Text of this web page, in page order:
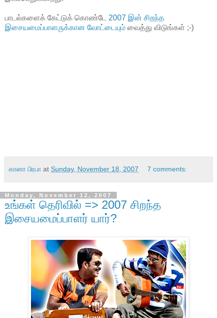
பாடல்களைக் கேட்டுக் கொண்டே 2007 இன் சிறந்த
இசையமைப்பாளருக்கான வோட்டையும் வைத்து விடுங்கள் ;-)
கானா பிரபா at Sunday, November 18, 2007 7 comments:
Monday, November 12, 2007
உங்கள் தெரிவில் => 2007 சிறந்த
இசையமைப்பாளர் யார்?